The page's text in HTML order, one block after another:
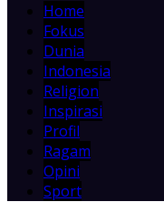
Home
Fokus
Dunia
Indonesia
Religion
Inspirasi
Profil
Ragam
Opini
Sport